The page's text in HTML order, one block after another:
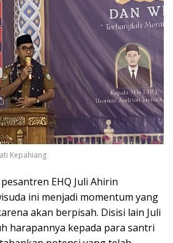
Kepahiang
EHQ Juli Ahirin
ini menjadi momentum yang
akan berpisah. Disisi lain Juli
harapannya kepada para santri